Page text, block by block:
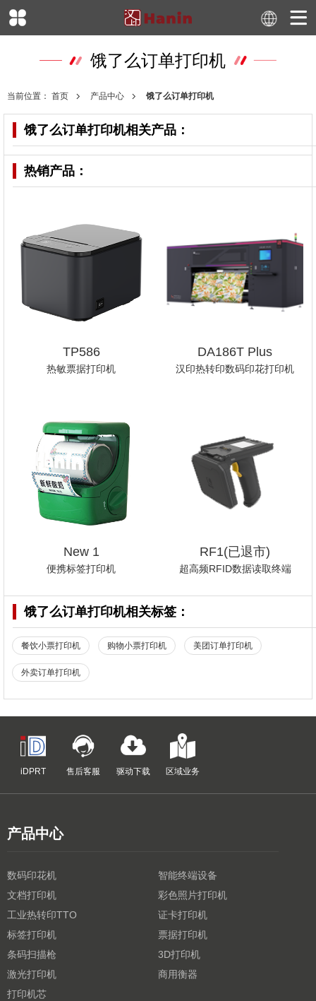
饿了么订单打印机
当前位置： 首页 产品中心 饿了么订单打印机
饿了么订单打印机相关产品：
热销产品：
TP586
热敏票据打印机
DA186T Plus
汉印热转印数码印花打印机
New 1
便携标签打印机
RF1(已退市)
超高频RFID数据读取终端
饿了么订单打印机相关标签：
餐饮小票打印机 购物小票打印机 美团订单打印机
外卖订单打印机
iDPRT 售后客服 驱动下载 区域业务
产品中心
数码印花机
智能终端设备
文档打印机
彩色照片打印机
工业热转印TTO
证卡打印机
标签打印机
票据打印机
条码扫描枪
3D打印机
激光打印机
商用衡器
打印机芯